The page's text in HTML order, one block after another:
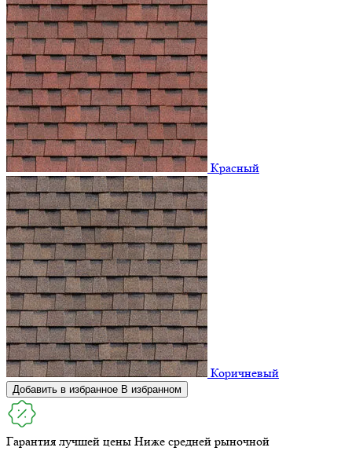
Красный
Коричневый
Добавить в избранное В избранном
Гарантия лучшей цены Ниже средней рыночной